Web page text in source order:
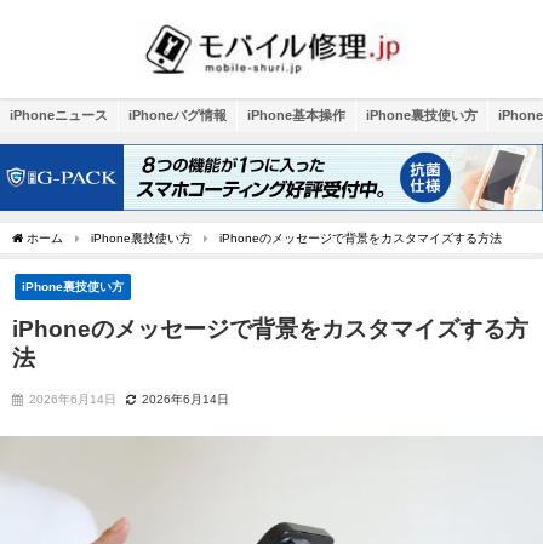
iPhoneニュース iPhoneバグ情報 iPhone基本操作 iPhone裏技使い方
ホーム iPhone裏技使い方 iPhoneのメッセージで背景をカスタマイズする方法
iPhone裏技使い方
iPhoneのメッセージで背景をカスタマイズする方
法
2026年6月14日 2026年6月14日